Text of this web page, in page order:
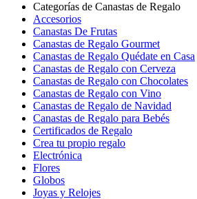
Categorías de Canastas de Regalo
Accesorios
Canastas De Frutas
Canastas de Regalo Gourmet
Canastas de Regalo Quédate en Casa
Canastas de Regalo con Cerveza
Canastas de Regalo con Chocolates
Canastas de Regalo con Vino
Canastas de Regalo de Navidad
Canastas de Regalo para Bebés
Certificados de Regalo
Crea tu propio regalo
Electrónica
Flores
Globos
Joyas y Relojes